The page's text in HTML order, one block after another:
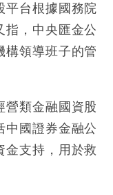
估值料降至400億美
平台根據國務院
指，中央匯金公
構領導班子的管
營類金融國資股
中國證券金融公
金支持，用於救